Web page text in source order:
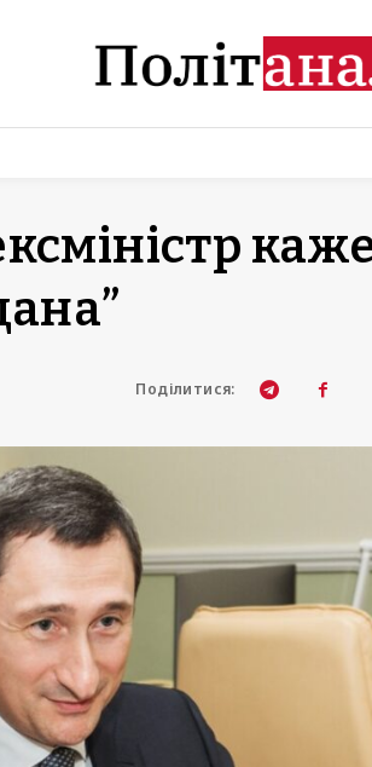
Поділитися: